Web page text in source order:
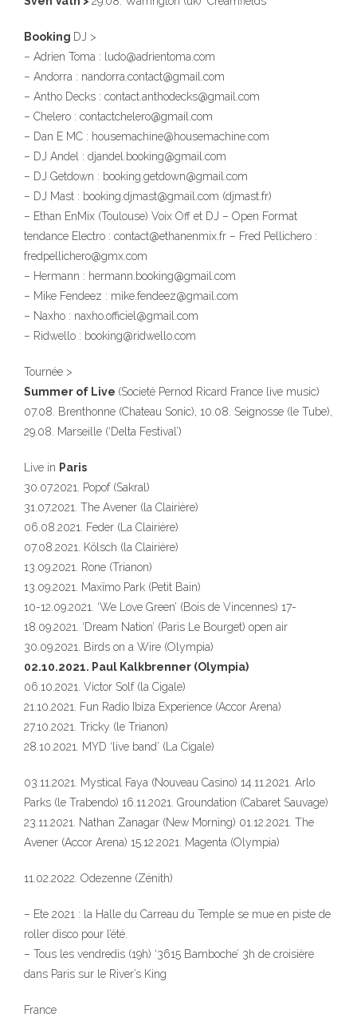
Booking DJ >
– Adrien Toma : ludo@adrientoma.com
– Andorra : nandorra.contact@gmail.com
– Antho Decks : contact.anthodecks@gmail.com
– Chelero : contactchelero@gmail.com
– Dan E MC : housemachine@housemachine.com
– DJ Andel : djandel.booking@gmail.com
– DJ Getdown : booking.getdown@gmail.com
– DJ Mast : booking.djmast@gmail.com (djmast.fr)
– Ethan EnMix (Toulouse) Voix Off et DJ – Open Format
tendance Electro : contact@ethanenmix.fr – Fred Pellichero :
fredpellichero@gmx.com
– Hermann : hermann.booking@gmail.com
– Mike Fendeez : mike.fendeez@gmail.com
– Naxho : naxho.officiel@gmail.com
– Ridwello : booking@ridwello.com
Tournée >
Summer of Live (Societé Pernod Ricard France live music)
07.08. Brenthonne (Chateau Sonic), 10.08. Seignosse (le Tube),
29.08. Marseille (‘Delta Festival’)
Live in Paris
30.07.2021. Popof (Sakral)
31.07.2021. The Avener (la Clairière)
06.08.2021. Feder (La Clairière)
07.08.2021. Kölsch (la Clairière)
13.09.2021. Rone (Trianon)
13.09.2021. Maxïmo Park (Petit Bain)
10-12.09.2021. ‘We Love Green’ (Bois de Vincennes) 17-
18.09.2021. ‘Dream Nation’ (Paris Le Bourget) open air
30.09.2021. Birds on a Wire (Olympia)
02.10.2021. Paul Kalkbrenner (Olympia)
06.10.2021. Victor Solf (la Cigale)
21.10.2021. Fun Radio Ibiza Experience (Accor Arena)
27.10.2021. Tricky (le Trianon)
28.10.2021. MYD ‘live band’ (La Cigale)
03.11.2021. Mystical Faya (Nouveau Casino) 14.11.2021. Arlo
Parks (le Trabendo) 16.11.2021. Groundation (Cabaret Sauvage)
23.11.2021. Nathan Zanagar (New Morning) 01.12.2021. The
Avener (Accor Arena) 15.12.2021. Magenta (Olympia)
11.02.2022. Odezenne (Zénith)
– Ete 2021 : la Halle du Carreau du Temple se mue en piste de
roller disco pour l’été.
– Tous les vendredis (19h) ‘3615 Bamboche’ 3h de croisière
dans Paris sur le River’s King
France